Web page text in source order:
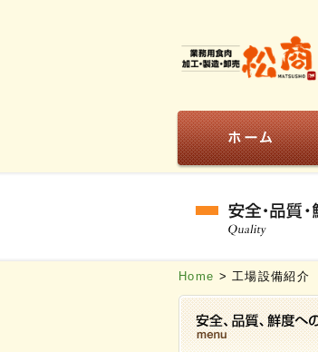
Home > 工場設備紹介